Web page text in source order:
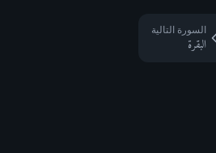
السورة التالية
البقرة